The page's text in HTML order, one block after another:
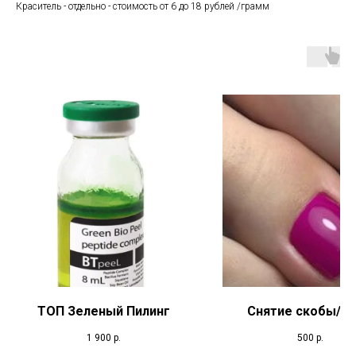
Краситель - отдельно - стоимость от 6 до 18 рублей /грамм
ТОП Зеленый Пилинг
1 900 р.
Снятие скобы/
500 р.